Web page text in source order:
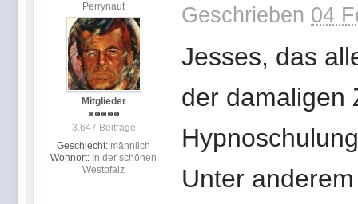
Perrynaut
Mitglieder
3.647 Beiträge
Geschlecht: männlich
Wohnort: In der schönen
Westpfalz
Geschrieben 04
Jesses, das
der damaligen
Unter